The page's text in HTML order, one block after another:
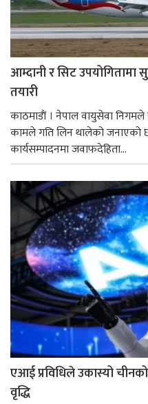
आम्दानी र सिट उपयोगितामा
तयारी
काठमाडाैं । नेपाल वायुसेवा
कामले गति लिन थालेको जनाएको
कार्यसम्पादनमा जवाफदेहिता...
एआई प्रविधिले उकास्यो चीनको
वृद्धि